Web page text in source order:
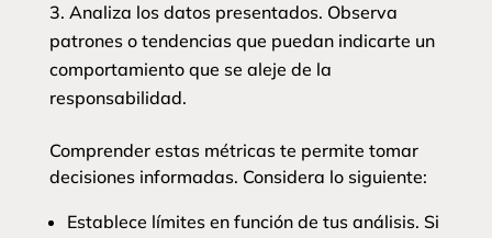
Analiza los datos presentados. Observa
patrones o tendencias que puedan indicarte un
comportamiento que se aleje de la
responsabilidad.
Comprender estas métricas te permite tomar
decisiones informadas. Considera lo siguiente:
Establece límites en función de tus análisis. Si